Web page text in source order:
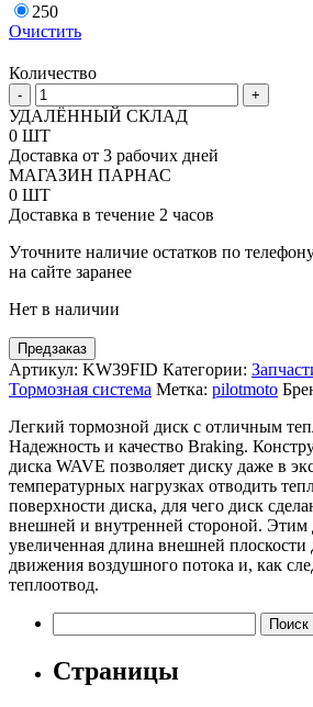
250
Очистить
Количество
-
Количество
товара
Передний
тормозной
диск
Braking
Wave
Original
под
Kawasaki
250-
450
06-
+
УДАЛЁННЫЙ СКЛАД
0 ШТ
Доставка от 3 рабочих дней
МАГАЗИН ПАРНАС
0 ШТ
Доставка в течение 2 часов
Уточните наличие остатков по
на сайте заранее
Нет в наличии
Предзаказ
Артикул: KW39FID Категории:
Тормозная система Метка: pilotmoto
Легкий тормозной диск с отличным
Надежность и качество Braking.
диска WAVE позволяет диску даже в
температурных нагрузках отводить
поверхности диска, для чего диск
внешней и внутренней стороной. Этим
увеличенная длина внешней плоскости
движения воздушного потока и, как
теплоотвод.
Страницы